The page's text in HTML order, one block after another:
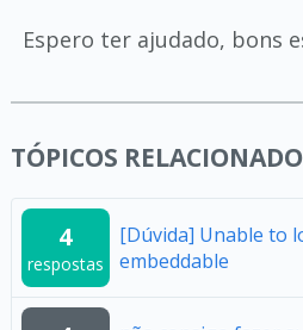
Espero ter ajudado, bons
TÓPICOS
4
respostas
[Dúvida] Unable to
embeddable